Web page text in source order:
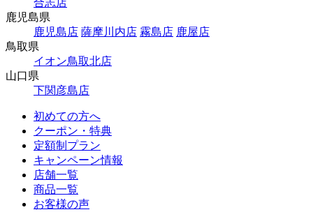
合志店
鹿児島県
鹿児島店 薩摩川内店 霧島店 鹿屋店
鳥取県
イオン鳥取北店
山口県
下関彦島店
初めての方へ
クーポン・特典
定額制プラン
キャンペーン情報
店舗一覧
商品一覧
お客様の声